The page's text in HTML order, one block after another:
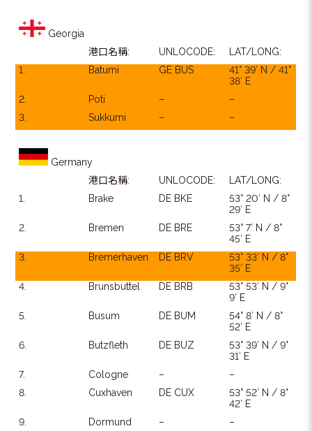
Georgia
港口名稱:
UNLOCODE:
LAT/LONG:
1.
Batumi GE BUS
41° 39′ N / 41°
38′ E
2.
Poti –
–
3.
Sukkumi – –
Germany
港口名稱:
UNLOCODE:
LAT/LONG:
1.
Brake DE BKE
53° 20′ N / 8°
29′ E
2.
Bremen DE BRE
53° 7′ N / 8°
45′ E
3.
Bremerhaven DE BRV
53° 33′ N / 8°
35′ E
4.
Brunsbuttel DE BRB
53° 53′ N / 9°
9′ E
5.
Busum DE BUM
54° 8′ N / 8°
52′ E
6.
Butzfleth DE BUZ
53° 39′ N / 9°
31′ E
7.
Cologne –
–
8.
Cuxhaven DE CUX
53° 52′ N / 8°
42′ E
9.
Dormund –
–